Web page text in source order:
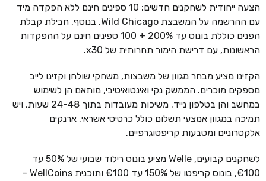
הצעה ייחודית לשחקנים חדשים: 10 ספינים חינם ללא הפקדה מיד
עם ההרשמה על המשבצת Wild Chicago. בנוסף, חבילת קבלת
הפנים כוללת בונוס עד 200% + 100 ספינים חינם על ההפקדות
הראשונות, עם דרישת הימור תחרותית של x30.
הקזינו מציע מבחר מגוון של משבצות, משחקי שולחן וקזינו לייב
מספקים מוכרים. הממשק נקי ואינטואיטיבי, מותאם הן לשימוש
במחשב והן בטלפון נייד. משיכות מעובדות בתוך 24-48 שעות, ויש
תמיכה במגוון אמצעי תשלום כולל כרטיסי אשראי, ארנקים
אלקטרוניים ומטבעות קריפטוגרפיים.
לשחקנים קבועים, Welle מציע בונוס רילוד שבועי של 50% עד
€100, בונוס קריפטו של 150% עד €100 ותוכנית WellCoins –